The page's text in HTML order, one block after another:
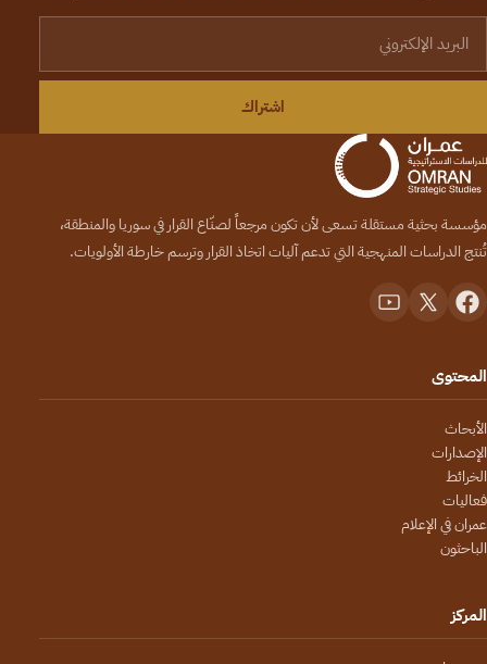
اشتراك
مؤسسة بحثية مستقلة تسعى لأن تكون مرجعاً لصنّاع القرار في سوريا والمنطقة،
تُنتج الدراسات المنهجية التي تدعم آليات اتخاذ القرار وترسم خارطة الأولويات.
المحتوى
الأبحاث
الإصدارات
الخرائط
فعاليات
عمران في الإعلام
الباحثون
المركز